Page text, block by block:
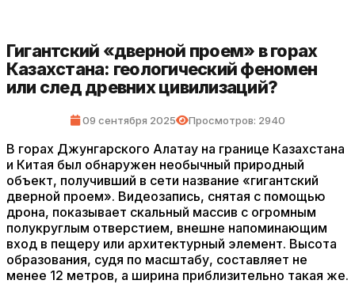
Гигантский «дверной проем» в горах
Казахстана: геологический феномен
или след древних цивилизаций?
09 сентября 2025 Просмотров: 2940
В горах Джунгарского Алатау на границе Казахстана
и Китая был обнаружен необычный природный
объект, получивший в сети название «гигантский
дверной проем». Видеозапись, снятая с помощью
дрона, показывает скальный массив с огромным
полукруглым отверстием, внешне напоминающим
вход в пещеру или архитектурный элемент. Высота
образования, судя по масштабу, составляет не
менее 12 метров, а ширина приблизительно такая же.